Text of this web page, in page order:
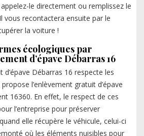
le directement ou remplissez le
vous recontactera ensuite par le
la voiture !
écologiques par
d’épave Débarras 16
d’épave Débarras 16 respecte les
l’enlèvement gratuit d’épave
16360. En effet, le respect de ces
l’entreprise pour préserver
elle récupère le véhicule, celui-ci
où les éléments nuisibles pour